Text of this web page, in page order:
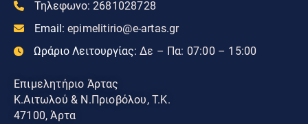
Τηλεφωνο: 2681028728
Email: epimelitirio@e-artas.gr
Ωράριο Λειτουργίας: Δε – Πα: 07:00 – 15:00
Επιμελητήριο Άρτας
Κ.Αιτωλού & Ν.Πριοβόλου, Τ.Κ.
47100, Άρτα